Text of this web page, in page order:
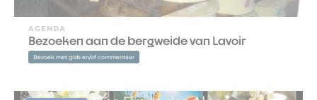
AGENDA
Bezoeken aan de bergweide van Lavoir
Bezoek met gids en/of commentaar